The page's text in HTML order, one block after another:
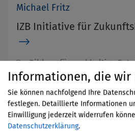
Informationen, die wir
Sie können nachfolgend Ihre
festlegen. Detaillierte Informationen
Einwilligung jederzeit widerrufen
Datenschutzerklärung.
Michael Fritz
IZB Initiative für
Bildung für nachhaltige
(Umweltbildung, Natur,
Klimaschutz, Ernährung),
Bildungssystem,+15 weitere
Frühkindliche Bildung, KITA,
Schule,+1 weitere